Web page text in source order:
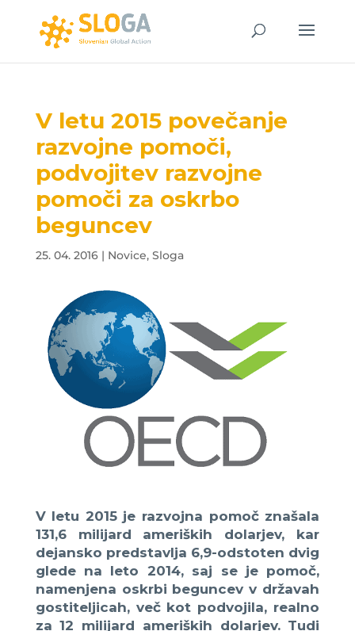
V letu 2015 povečanje
razvojne pomoči,
podvojitev razvojne
pomoči za oskrbo
beguncev
25. 04. 2016| Novice, Sloga
V letu 2015 je razvojna pomoč znašala
131,6 milijard ameriških dolarjev, kar
dejansko predstavlja 6,9-odstoten dvig
glede na leto 2014, saj se je pomoč,
namenjena oskrbi beguncev v državah
gostiteljicah, več kot podvojila, realno
za 12 milijard ameriških dolarjev. Tudi